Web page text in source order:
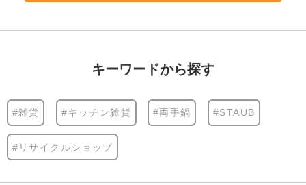
キーワードから探す
#雑貨 #キッチン雑貨 #両手鍋 #STAUB
#リサイクルショップ